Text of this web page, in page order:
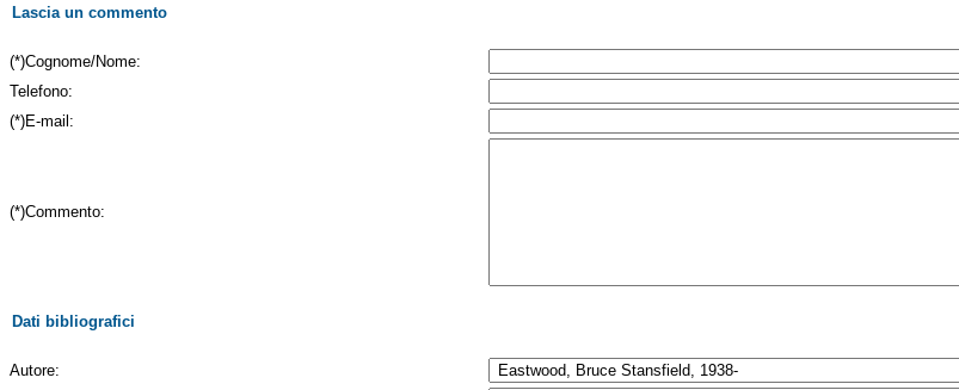
Lascia un commento
(*)Cognome/Nome:
Telefono:
(*)E-mail:
(*)Commento:
Dati bibliografici
Autore: